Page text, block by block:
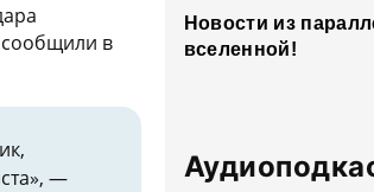
сообщили в
—
Новости из
вселенной!